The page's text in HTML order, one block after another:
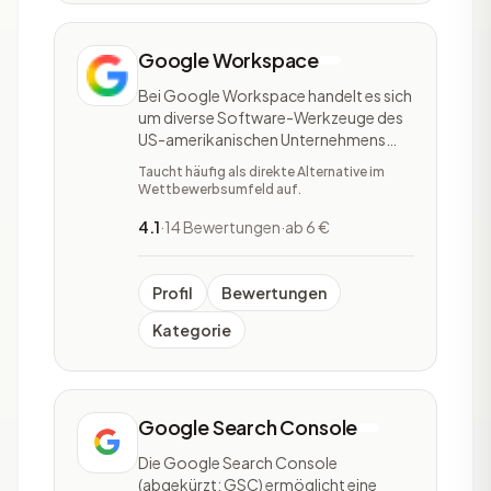
Google Workspace
Bei Google Workspace handelt es sich
um diverse Software-Werkzeuge des
US-amerikanischen Unternehmens
Google Ireland Limited. Früher war
Google Workspace als Google Apps
Work bekannt - im Jahr 2016 wurde
2020 den Namen Google Wo
Taucht häufig als direkte Alternative im
Wettbewerbsumfeld auf.
4.1·14 Bewertungen·ab 6 €
Profil
Bewertungen
Kategorie
Google Search Console
Die Google Search Console
(abgekürzt: GSC) ermöglicht eine